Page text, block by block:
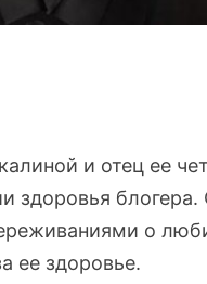
и отец ее
здоровья
о
ее здоровье.